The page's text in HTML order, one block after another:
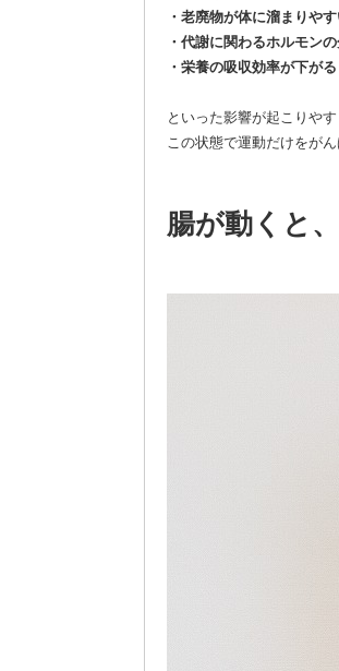
・老廃物が体に溜まりや
・代謝に関わるホルモン
・栄養の吸収効率が下がる
といった影響が起こりやす
この状態で運動だけをが
腸が動くと